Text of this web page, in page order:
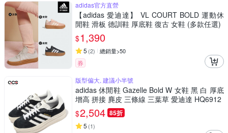
adidas官方直營
【adidas 愛迪達】 VL COURT BOLD 運動休
閒鞋 滑板 德訓鞋 厚底鞋 復古 女鞋 (多款任選)
$1,390
5 (2) 總銷量>50
券
版型偏大, 建議小半號
adidas 休閒鞋 Gazelle Bold W 女鞋 黑 白 厚底
增高 拼接 麂皮 三條線 三葉草 愛迪達 HQ6912
$2,504 85折
5 (1)